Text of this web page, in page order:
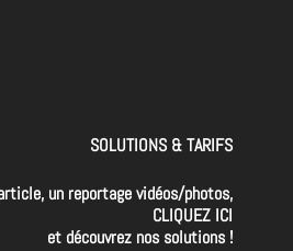
SOLUTIONS & TARIFS
un reportage vidéos/photos,
CLIQUEZ ICI
et découvrez nos solutions !